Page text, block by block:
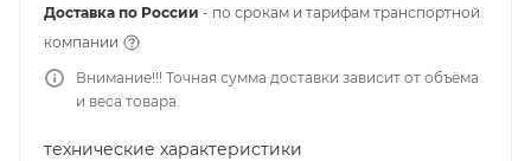
Доставка по России - по срокам и тарифам транспортной
компании
Внимание!!! Точная сумма доставки зависит от объёма
и веса товара.
технические характеристики